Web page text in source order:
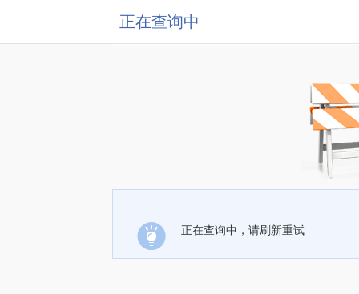
正在查询中
正在查询中，请刷新重试